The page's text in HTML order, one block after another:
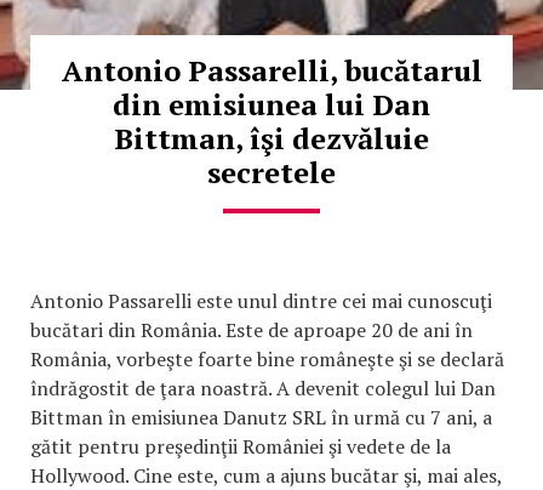
Antonio Passarelli, bucătarul
din emisiunea lui Dan
Bittman, îşi dezvăluie
secretele
Antonio Passarelli este unul dintre cei mai cunoscuţi
bucătari din România. Este de aproape 20 de ani în
România, vorbeşte foarte bine româneşte şi se declară
îndrăgostit de ţara noastră. A devenit colegul lui Dan
Bittman în emisiunea Danutz SRL în urmă cu 7 ani, a
gătit pentru preşedinţii României şi vedete de la
Hollywood. Cine este, cum a ajuns bucătar şi, mai ales,